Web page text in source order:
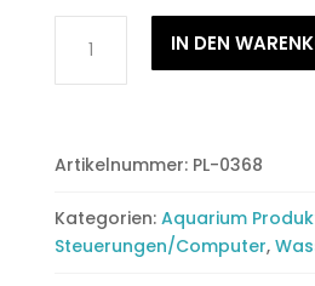
Sauerstoff-
Sensor
IN DEN
Artikelnummer: PL-0368
Kategorien: Aquarium
Steuerungen/Computer,